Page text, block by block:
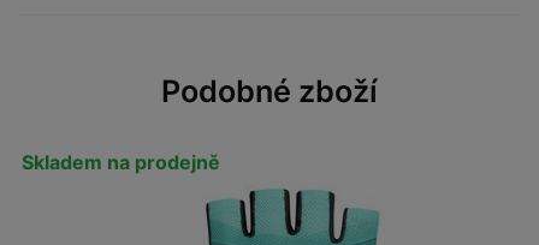
Podobné zboží
Skladem na prodejně